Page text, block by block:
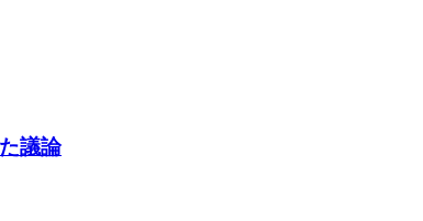
議論